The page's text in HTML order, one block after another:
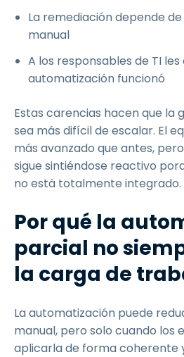
La remediación depende
manual
A los responsables de TI
automatización funcionó
Estas carencias hacen que la
sea más difícil de escalar. El
más avanzado que antes,
sigue sintiéndose reactivo
no está totalmente integrado.
Por qué la
parcial no
la carga de
La automatización puede
manual, pero solo cuando los
aplicarla de forma coherente